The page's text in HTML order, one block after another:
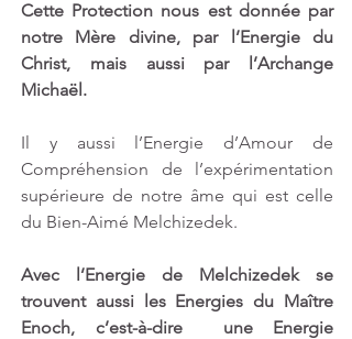
Cette Protection nous est donnée par
notre Mère divine, par l’Energie du
Christ, mais aussi par l’Archange
Michaël.
Il y aussi l’Energie d’Amour de
Compréhension de l’expérimentation
supérieure de notre âme qui est celle
du Bien-Aimé Melchizedek.
Avec l’Energie de Melchizedek se
trouvent aussi les Energies du Maître
Enoch, c’est-à-dire  une Energie